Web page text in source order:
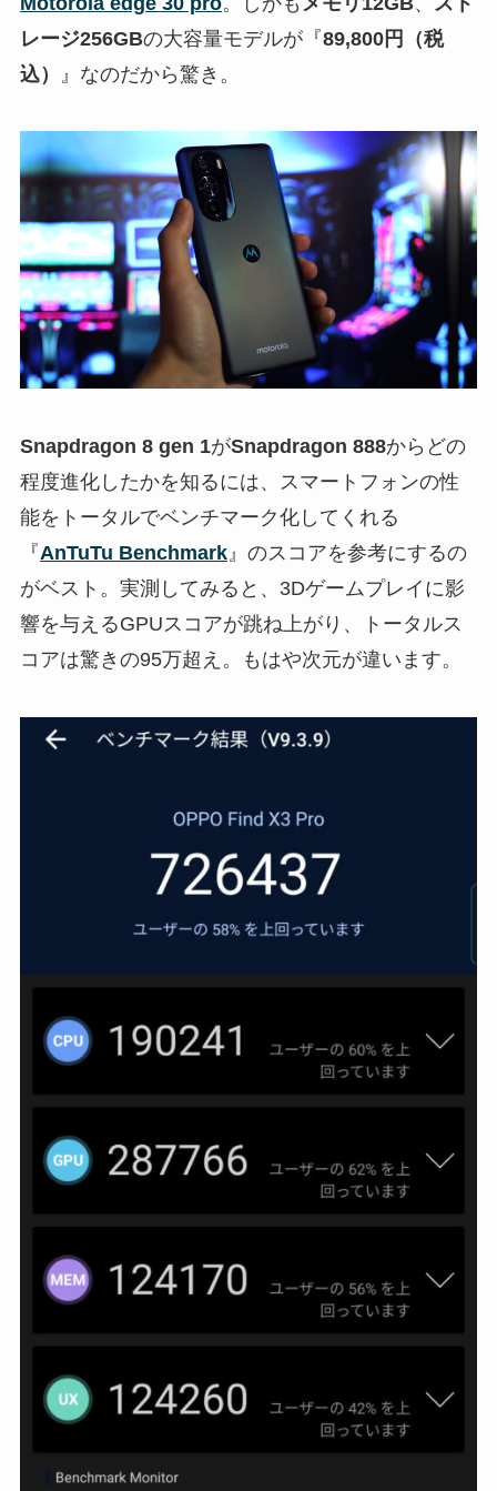
レージ256GBの大容量モデルが『89,800円（税
込）
』なのだから驚き。
Snapdragon 8 gen 1がSnapdragon 888からどの
程度進化したかを知るには、スマートフォンの性
能をトータルでベンチマーク化してくれる
『AnTuTu Benchmark』のスコアを参考にするの
がベスト。実測してみると、3Dゲームプレイに影
響を与えるGPUスコアが跳ね上がり、トータルス
コアは驚きの95万超え。もはや次元が違います。